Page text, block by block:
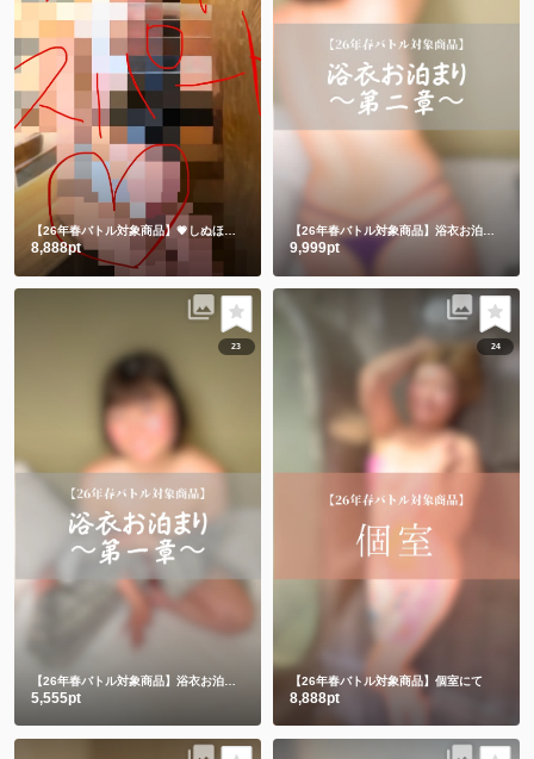
【26年春バトル対象商品】💗しぬほど恥ずかしかった💗うさちゃんメイド💗
8,888pt
【26年春バトル対象商品】浴衣お泊まり〜第二章〜
9,999pt
23
【26年春バトル対象商品】浴衣お泊まり〜第一章〜
5,555pt
24
【26年春バトル対象商品】個室にて
8,888pt